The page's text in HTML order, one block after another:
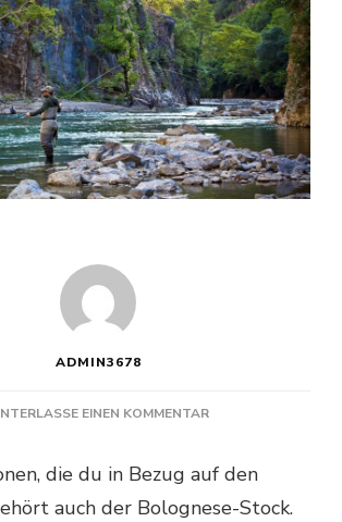
ADMIN3678
EINEN KOMMENTARZU
MIT
EINER
die du in Bezug auf den
auch der Bolognese-Stock.